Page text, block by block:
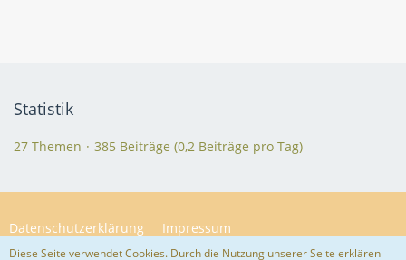
Statistik
27 Themen 385 Beiträge (0,2 Beiträge pro Tag)
Datenschutzerklärung Impressum
Diese Seite verwendet Cookies. Durch die Nutzung unserer Seite erklären